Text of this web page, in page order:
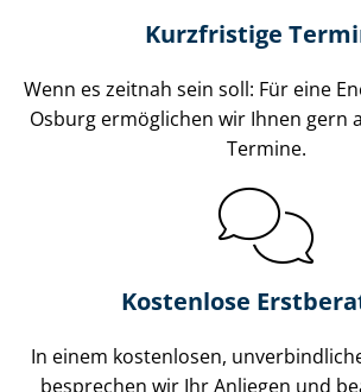
Kurzfristige
Wenn es zeitnah sein soll: Für eine
Osburg ermöglichen wir Ihnen gern
Termine.
Kostenlose
In einem kostenlosen,
besprechen wir Ihr Anliegen und